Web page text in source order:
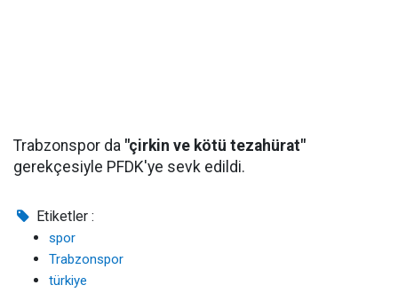
Trabzonspor da "çirkin ve kötü tezahürat"
gerekçesiyle PFDK'ye sevk edildi.
Etiketler :
spor
Trabzonspor
türkiye